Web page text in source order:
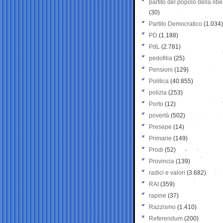
partito del popolo della
(30)
Partito Democratico (1.034)
PD (1.188)
PdL (2.781)
pedofilia (25)
Pensioni (129)
Politica (40.855)
polizia (253)
Porto (12)
povertà (502)
Presepe (14)
Primarie (149)
Prodi (52)
Provincia (139)
radici e valori (3.682)
RAI (359)
rapine (37)
Razzismo (1.410)
Referendum (200)